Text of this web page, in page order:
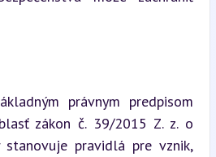
právnym predpisom
zákon č. 39/2015 Z. z. o
stanovuje pravidlá pre vznik,